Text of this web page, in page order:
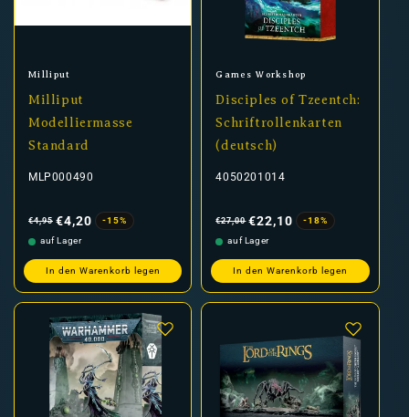
Anbieter:
Milliput
Milliput
Modelliermasse
Standard
MLP000490
Preis
€4,95 €4,20
-15%
auf Lager
In den Warenkorb legen
Anbieter:
Games Workshop
Disciples of Tzeentch:
Schriftrollenkarten
(deutsch)
4050201014
Preis
€27,00 €22,10
-18%
auf Lager
In den Warenkorb legen